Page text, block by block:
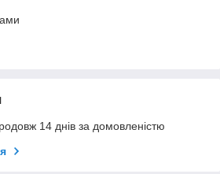
14 днів за домовленістю